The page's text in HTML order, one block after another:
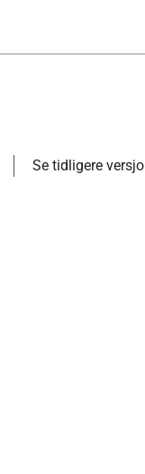
Se tidligere